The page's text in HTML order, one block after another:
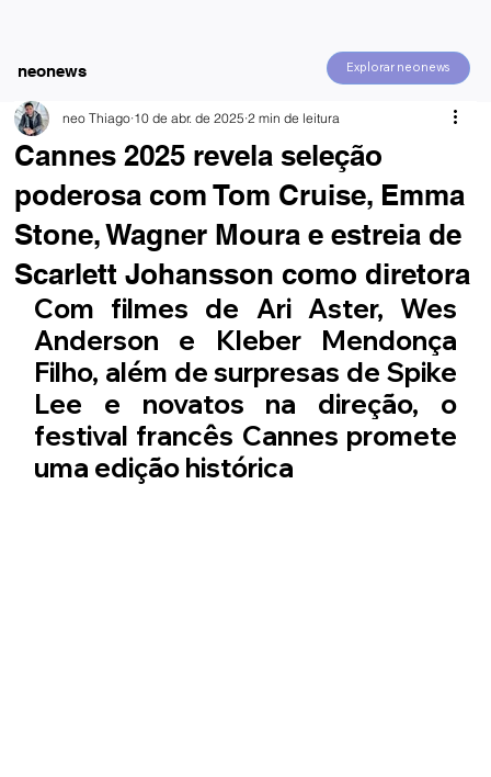
Explorar neonews
neonews
Cannes 2025 revela seleção
poderosa com Tom Cruise, Emma
Stone, Wagner Moura e estreia de
Scarlett Johansson como diretora
neo Thiago 10 de abr. de 2025 2 min de leitura
Com filmes de Ari Aster, Wes
Anderson e Kleber Mendonça
Filho, além de surpresas de Spike
Lee e novatos na direção, o
festival francês Cannes promete
uma edição histórica